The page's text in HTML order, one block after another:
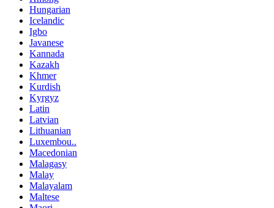
Hungarian
Icelandic
Igbo
Javanese
Kannada
Kazakh
Khmer
Kurdish
Kyrgyz
Latin
Latvian
Lithuanian
Luxembou..
Macedonian
Malagasy
Malay
Malayalam
Maltese